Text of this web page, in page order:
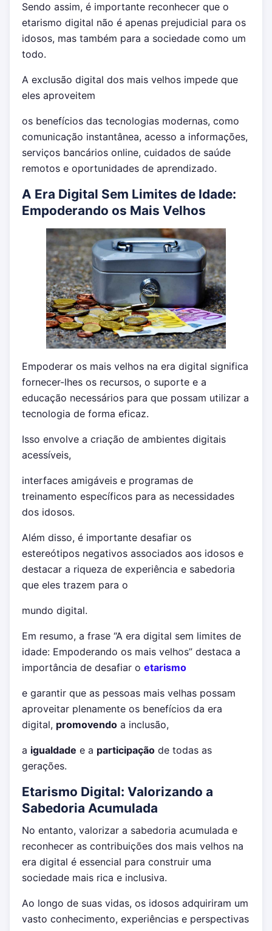
Sendo assim, é importante reconhecer que o
etarismo digital não é apenas prejudicial para os
idosos, mas também para a sociedade como um
todo.
A exclusão digital dos mais velhos impede que
eles aproveitem
os benefícios das tecnologias modernas, como
comunicação instantânea, acesso a informações,
serviços bancários online, cuidados de saúde
remotos e oportunidades de aprendizado.
A Era Digital Sem Limites de Idade:
Empoderando os Mais Velhos
Empoderar os mais velhos na era digital significa
fornecer-lhes os recursos, o suporte e a
educação necessários para que possam utilizar a
tecnologia de forma eficaz.
Isso envolve a criação de ambientes digitais
acessíveis,
interfaces amigáveis e programas de
treinamento específicos para as necessidades
dos idosos.
Além disso, é importante desafiar os
estereótipos negativos associados aos idosos e
destacar a riqueza de experiência e sabedoria
que eles trazem para o
mundo digital.
Em resumo, a frase “A era digital sem limites de
idade: Empoderando os mais velhos” destaca a
importância de desafiar o etarismo
e garantir que as pessoas mais velhas possam
aproveitar plenamente os benefícios da era
digital, promovendo a inclusão,
a igualdade e a participação de todas as
gerações.
Etarismo Digital: Valorizando a
Sabedoria Acumulada
No entanto, valorizar a sabedoria acumulada e
reconhecer as contribuições dos mais velhos na
era digital é essencial para construir uma
sociedade mais rica e inclusiva.
Ao longo de suas vidas, os idosos adquiriram um
vasto conhecimento, experiências e perspectivas